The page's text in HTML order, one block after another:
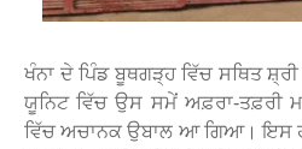
ਖੰਨਾ ਦੇ ਪਿੰਡ ਬੂਥਗੜ੍ਹ ਵਿੱਚ ਸਥਿਤ
ਯੂਨਿਟ ਵਿੱਚ ਉਸ ਸਮੇਂ ਅਫ਼ਰਾ-ਤਫ਼ਰੀ
ਵਿੱਚ ਅਚਾਨਕ ਉਬਾਲ ਆ ਗਿਆ। ਇਸ